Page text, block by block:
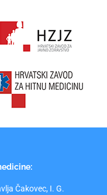
Čakovec, I. G.